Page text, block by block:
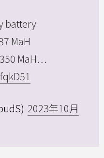
battery
MaH
MaH…
2023年10月